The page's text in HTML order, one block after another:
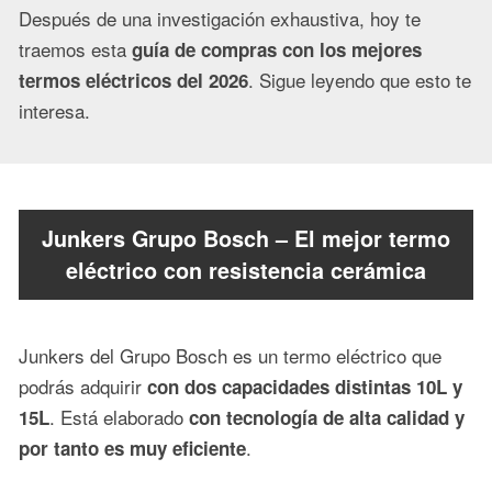
Después de una investigación exhaustiva, hoy te
traemos esta guía de compras con los mejores
termos eléctricos del 2026. Sigue leyendo que esto te
interesa.
Junkers Grupo Bosch – El mejor termo
eléctrico con resistencia cerámica
Junkers del Grupo Bosch es un termo eléctrico que
podrás adquirir con dos capacidades distintas 10L y
15L. Está elaborado con tecnología de alta calidad y
por tanto es muy eficiente.